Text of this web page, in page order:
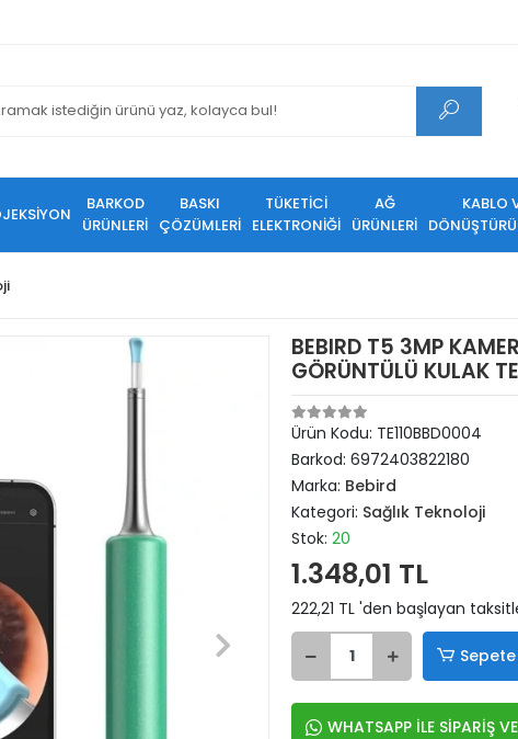
BARKOD
ÜRÜNLERİ
BASKI
ÇÖZÜMLERİ
TÜKETİCİ
ELEKTRONİĞİ
AĞ
ÜRÜNLERİ
KABLO
BEBIRD T5 3MP
GÖRÜNTÜLÜ KULAK
Ürün Kodu: TE110BBD0004
Barkod: 6972403822180
Marka: Bebird
Kategori: Sağlık Teknoloji
Stok: 20
1.348,01 TL
222,21 TL 'den başlayan
WHATSAPP İLE SİPARİŞ